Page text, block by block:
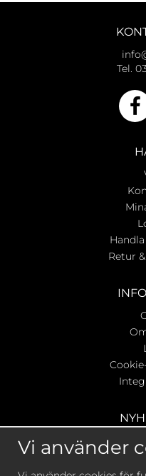
Tel.
Retur
Ta del av våra
Vi använder